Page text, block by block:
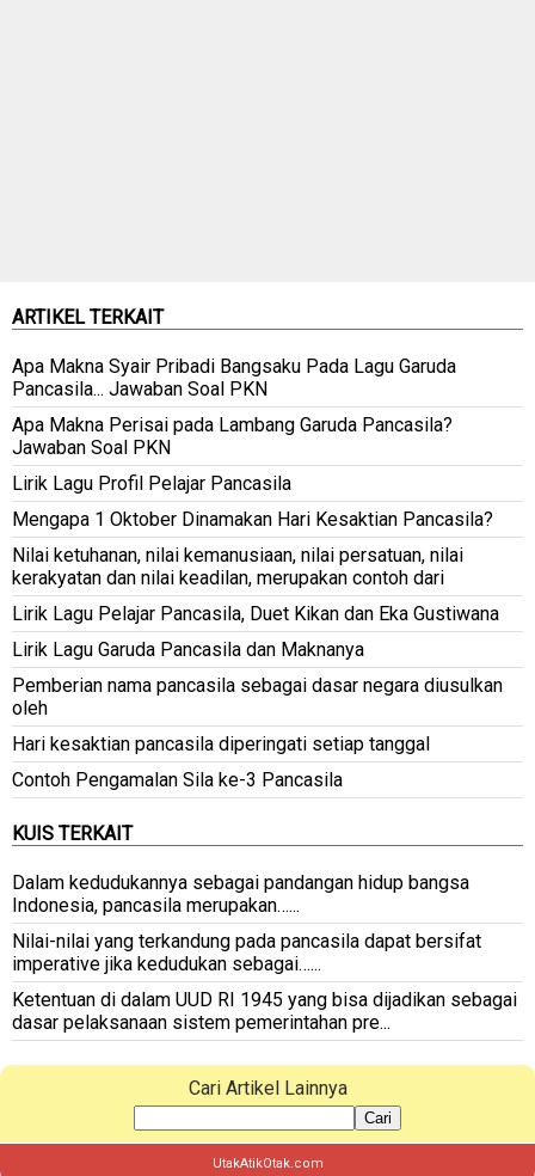
ARTIKEL TERKAIT
Apa Makna Syair Pribadi Bangsaku Pada Lagu Garuda
Pancasila... Jawaban Soal PKN
Apa Makna Perisai pada Lambang Garuda Pancasila?
Jawaban Soal PKN
Lirik Lagu Profil Pelajar Pancasila
Mengapa 1 Oktober Dinamakan Hari Kesaktian Pancasila?
Nilai ketuhanan, nilai kemanusiaan, nilai persatuan, nilai
kerakyatan dan nilai keadilan, merupakan contoh dari
Lirik Lagu Pelajar Pancasila, Duet Kikan dan Eka Gustiwana
Lirik Lagu Garuda Pancasila dan Maknanya
Pemberian nama pancasila sebagai dasar negara diusulkan
oleh
Hari kesaktian pancasila diperingati setiap tanggal
Contoh Pengamalan Sila ke-3 Pancasila
KUIS TERKAIT
Dalam kedudukannya sebagai pandangan hidup bangsa
Indonesia, pancasila merupakan…...
Nilai-nilai yang terkandung pada pancasila dapat bersifat
imperative jika kedudukan sebagai…...
Ketentuan di dalam UUD RI 1945 yang bisa dijadikan sebagai
dasar pelaksanaan sistem pemerintahan pre...
Cari Artikel Lainnya
Cari
UtakAtikOtak.com